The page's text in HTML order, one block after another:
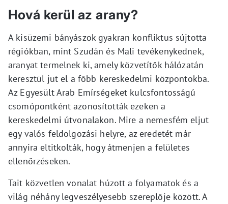
Hová kerül az arany?
A kisüzemi bányászok gyakran konfliktus sújtotta
régiókban, mint Szudán és Mali tevékenykednek,
aranyat termelnek ki, amely közvetítők hálózatán
keresztül jut el a főbb kereskedelmi központokba.
Az Egyesült Arab Emírségeket kulcsfontosságú
csomópontként azonosították ezeken a
kereskedelmi útvonalakon. Mire a nemesfém eljut
egy valós feldolgozási helyre, az eredetét már
annyira eltitkolták, hogy átmenjen a felületes
ellenőrzéseken.
Tait közvetlen vonalat húzott a folyamatok és a
világ néhány legveszélyesebb szereplője között. A